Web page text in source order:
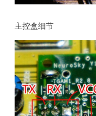
主控盒细节